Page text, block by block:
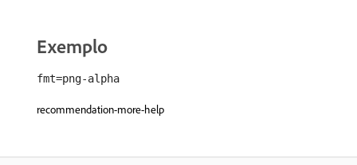
Exemplo
fmt=png-alpha
recommendation-more-help